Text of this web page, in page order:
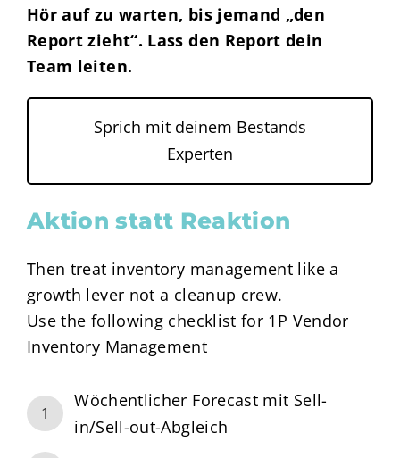
Hör auf zu warten, bis jemand „den
Report zieht“. Lass den Report dein
Team leiten.
Sprich mit deinem Bestands
Experten
Aktion statt Reaktion
Then treat inventory management like a
growth lever not a cleanup crew.
Use the following checklist for 1P Vendor
Inventory Management
1
Wöchentlicher Forecast mit Sell-
in/Sell-out-Abgleich